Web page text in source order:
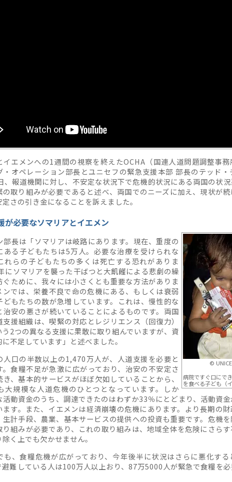
イエメンへの1週間の視察を終えたOCHA（国連人道問題調整事務
・オペレーション部長とユニセフの緊急支援本部 部長のテッド・
、報道機関に対し、不安定な状況下で危機的状況にある両国の状
の取り組みが必要であると述べ、両国でのニーズに加え、現状が
さの引き金になることを訴えました。
が必要なソマリアとイエメン
©
病院ですぐ口にで
を食べる子ども（イ
部長は「ソマリアは岐路にあります。現在、重度の
ある子どもたちは5万人。必要な治療を受けられな
れらの子どもたちの多くは死亡する恐れがありま
にソマリアを襲った干ばつと大飢饉による悲劇の繰
ぐために、我々には小さくとも重要な方法がありま
ンでは、栄養不良で命の危機にある、もしくは衰弱
どもたちの数が急増しています。これは、慢性的な
治安の悪さが続いていることによるものです。両国
支援組織は、喫緊の対応とレジリエンス（回復力）
う2つの異なる支援に果敢に取り組んでいますが、資
不足しています」と述べました。
人口の半数以上の1,470万人が、人道支援を必要と
。食糧不足が急激に広がっており、治安の不安定さ
き、基本的サービスがほぼ欠如していることから、
大規模な人道危機のひとつとなっています。しか
活動資金のうち、調達できたのはわずか33％にとどまり、活動資
ます。また、イエメンは経済崩壊の危機にあります。より長期の
生計手段、農業、基本サービスの提供への投資も重要です。危機を
り組みが必要であり、これの取り組みは、地域全体を危険にさら
く上でも欠かせません。
も、食糧危機が広がっており、今年後半に状況はさらに悪化する
避難している人は100万人以上おり、87万5000人が緊急で食糧を